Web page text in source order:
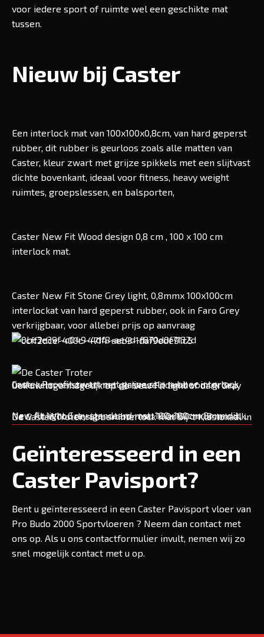
voor iedere sport of ruimte wel een geschikte mat
tussen.
Nieuw bij Caster
Een interlock mat van 100x100x0,8cm, van hard geperst
rubber, dit rubber is geurloos zoals alle matten van
Caster, kleur zwart met grijze spikkels met een slijtvast
dichte bovenkant, ideaal voor fitness, heavy weight
ruimtes, groepslessen, en balsporten,
Caster New Fit Wood design 0,8 cm , 100 x 100 cm
interlock mat.
Caster New Fit Stone Grey light, 0,8mmx 100x100cm
interlockat van hard geperst rubber, ook in Faro Grey
verkrijgbaar, voor allebei prijs op aanvraag
Caster Recofit zwart met grijze stip rubber interlock
In de kern versterkt met glasvezel ideaal voor groep
Ook uw logo mogelijk op de New Fit light of dark Gray
New fit light Gray standaard mat, 100x100cm 8mm dik.
New Fit Wood design rubber mat 100x100cm, 8 mm dik.
De Caster Troter rubber interlock mat bij ’t Klaslokaal in
Geïnteresseerd in een
Caster Pavisport?
Bent u geïnteresseerd in een Caster Pavisport vloer van
Pro Budo 2000 Sportvloeren ? Neem dan contact met
ons op. Als u ons contactformulier invult, nemen wij zo
snel mogelijk contact met u op.